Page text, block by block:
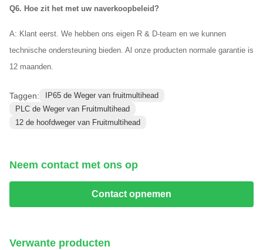
Q6. Hoe zit het met uw naverkoopbeleid?
A: Klant eerst. We hebben ons eigen R & D-team en we kunnen
technische ondersteuning bieden. Al onze producten normale garantie is
12 maanden.
Taggen:
IP65 de Weger van fruitmultihead
PLC de Weger van Fruitmultihead
12 de hoofdweger van Fruitmultihead
Neem contact met ons op
Contact opnemen
Verwante producten